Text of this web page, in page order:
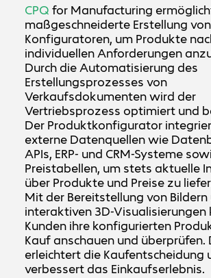
CPQ for Manufacturing
maßgeschneiderte Erstellung von
Konfiguratoren, um Produkte
individuellen Anforderungen
Durch die Automatisierung des
Erstellungsprozesses von
Verkaufsdokumenten wird der
Vertriebsprozess optimiert und
Der Produktkonfigurator
externe Datenquellen wie
APIs, ERP- und CRM-Systeme
Preistabellen, um stets aktuelle
über Produkte und Preise zu
Mit der Bereitstellung von Bildern
interaktiven 3D-Visualisierungen
Kunden ihre konfigurierten
Kauf anschauen und überprüfen.
erleichtert die Kaufentscheidung
verbessert das Einkaufserlebnis.